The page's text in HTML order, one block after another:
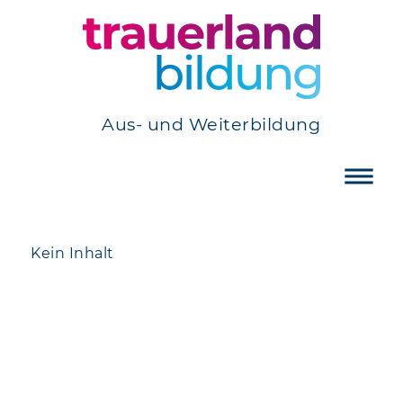
Aus- und Weiterbildung
Kein Inhalt